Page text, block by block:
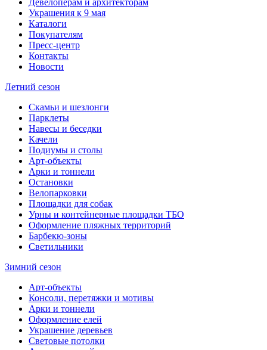
Девелоперам и архитекторам
Украшения к 9 мая
Каталоги
Покупателям
Пресс-центр
Контакты
Новости
Летний сезон
Скамьи и шезлонги
Парклеты
Навесы и беседки
Качели
Подиумы и столы
Арт-объекты
Арки и тоннели
Остановки
Велопарковки
Площадки для собак
Урны и контейнерные площадки ТБО
Оформление пляжных территорий
Барбекю-зоны
Светильники
Зимний сезон
Арт-объекты
Консоли, перетяжки и мотивы
Арки и тоннели
Оформление елей
Украшение деревьев
Световые потолки